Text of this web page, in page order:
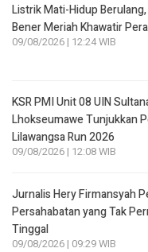
Listrik Mati-Hidup
Bener Meriah Khawatir
09/08/2026 | 12:24 WIB
KSR PMI Unit 08 UIN
Lhokseumawe Tunjukkan
Lilawangsa Run 2026
09/08/2026 | 12:08 WIB
Jurnalis Hery Firmansyah
Persahabatan yang Tak
Tinggal
09/08/2026 | 09:29 WIB